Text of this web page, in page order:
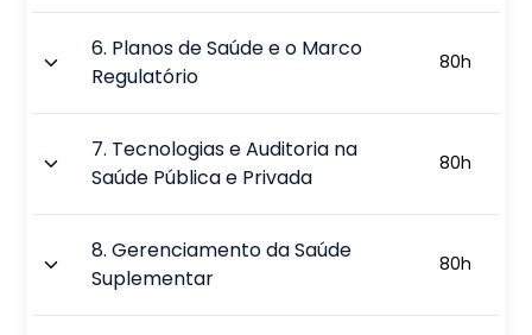
6. Planos de Saúde e o Marco
Regulatório
80h
7. Tecnologias e Auditoria na
Saúde Pública e Privada
80h
8.Gerenciamento da Saúde
Suplementar
80h